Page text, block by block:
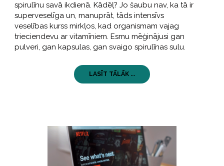
spirulīnu savā ikdienā. Kādēļ? Jo šaubu nav, ka tā ir
superveselīga un, manuprāt, tāds intensīvs
veselības kurss mirkļos, kad organismam vajag
trieciendevu ar vitamīniem. Esmu mēģinājusi gan
pulveri, gan kapsulas, gan svaigo spirulīnas sulu.
LASĪT TĀLĀK ...